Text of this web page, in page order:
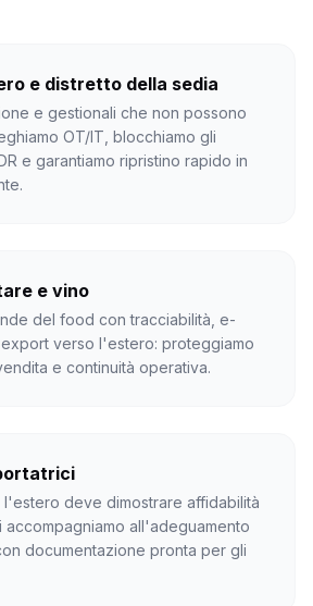
e distretto della sedia
e gestionali che non possono
OT/IT, blocchiamo gli
e garantiamo ripristino rapido in
e vino
del food con tracciabilità, e-
verso l'estero: proteggiamo
e continuità operativa.
l'estero deve dimostrare affidabilità
accompagniamo all'adeguamento
documentazione pronta per gli